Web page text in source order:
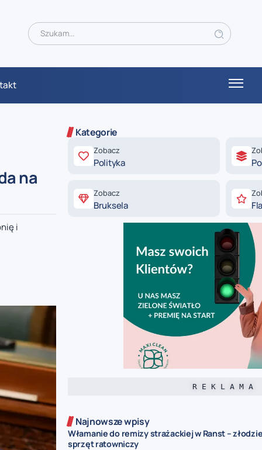
na
i
Kategorie
Zobacz
Polityka
Zobacz
Bruksela
R E K L A M A
Najnowsze wpisy
Włamanie do remizy strażackiej w Ranst –
sprzęt ratowniczy